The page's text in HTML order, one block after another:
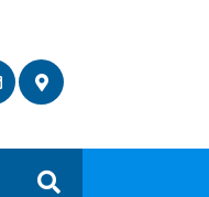
Buscar